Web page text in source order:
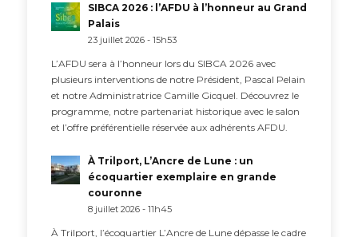
SIBCA 2026 : l’AFDU à l’honneur au Grand
Palais
23 juillet 2026 - 15h53
L’AFDU sera à l’honneur lors du SIBCA 2026 avec
plusieurs interventions de notre Président, Pascal Pelain
et notre Administratrice Camille Gicquel. Découvrez le
programme, notre partenariat historique avec le salon
et l’offre préférentielle réservée aux adhérents AFDU.
À Trilport, L’Ancre de Lune : un
écoquartier exemplaire en grande
couronne
8 juillet 2026 - 11h45
À Trilport, l’écoquartier L’Ancre de Lune dépasse le cadre